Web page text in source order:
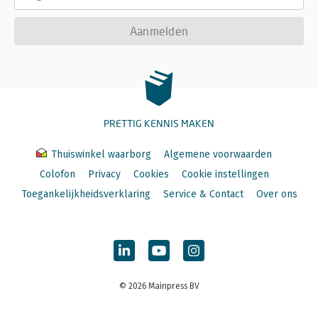
Index. 324
Aanmelden
PRETTIG KENNIS MAKEN
Thuiswinkel waarborg
Algemene voorwaarden
Colofon
Privacy Cookies
Cookie instellingen
Toegankelijkheidsverklaring
Service & Contact Over ons
© 2026 Mainpress BV